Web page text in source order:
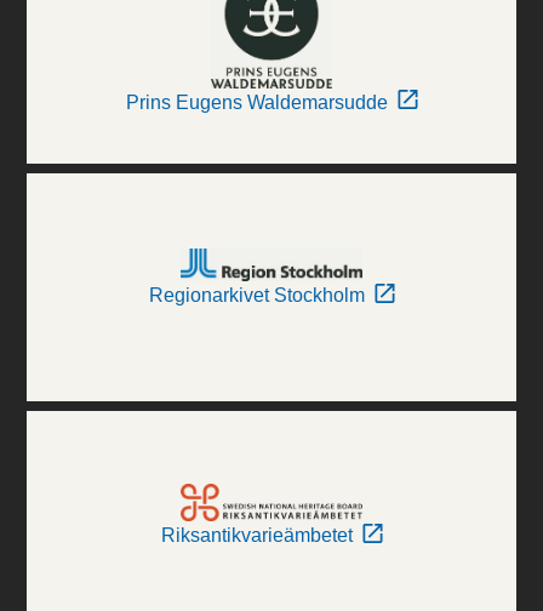
Prins Eugens Waldemarsudde
Regionarkivet Stockholm
Riksantikvarieämbetet